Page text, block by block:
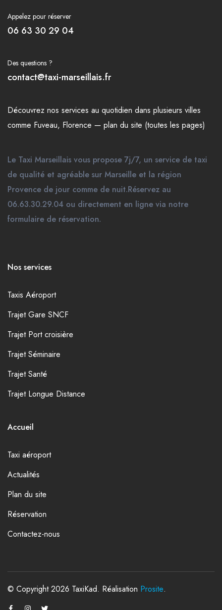
Appelez pour réserver
06 63 30 29 04
Des questions ?
contact@taxi-marseillais.fr
Découvrez nos services au quotidien dans plusieurs villes
comme Fuveau, Florence — plan du site (toutes les pages)
Le Taxi Marseillais vous propose 7j/7, un service de taxi
de qualité et agréable sur Marseille et la région
Provence de jour comme de nuit.Réservez au
06.63.30.29.04 ou directement en ligne via notre
formulaire de réservation.
Nos services
Taxis Aéroport
Trajet Gare SNCF
Trajet Port croisière
Trajet Séminaire
Trajet Santé
Trajet Longue Distance
Accueil
Taxi aéroport
Actualités
Plan du site
Réservation
Contactez-nous
© Copyright 2026 TaxiKad. Réalisation Prosite.